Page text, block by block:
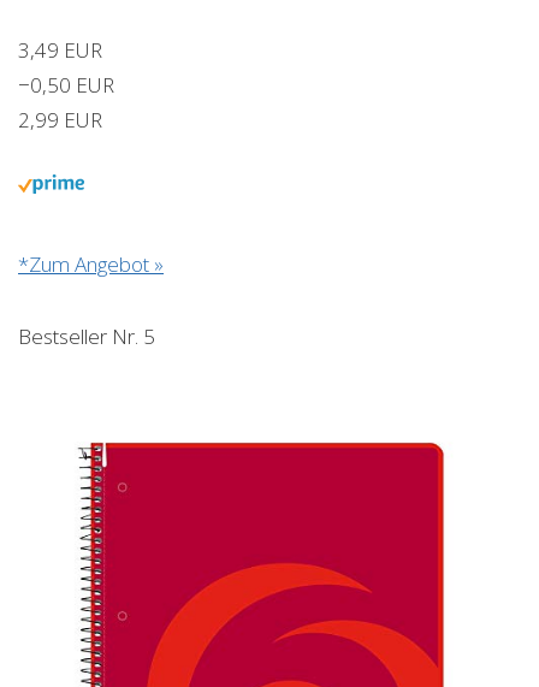
3,49 EUR
−0,50 EUR
2,99 EUR
*Zum Angebot »
Bestseller Nr. 5